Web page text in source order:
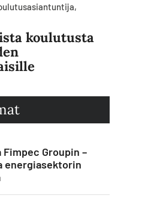
koulutusta
Groupin –
energiasektorin